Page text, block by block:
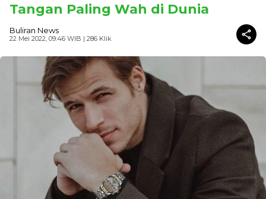
Tangan Paling Wah di Dunia
Buliran News
22 Mei 2022, 09:46 WIB | 286 Klik